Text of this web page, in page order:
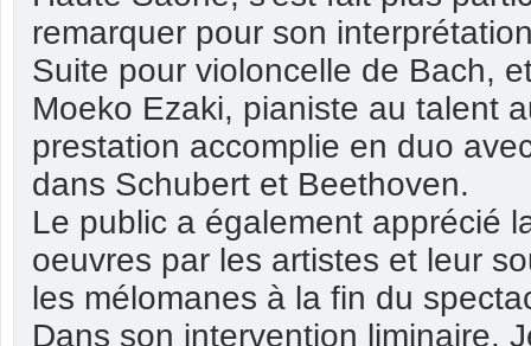
remarquer pour son
Suite pour violoncelle de Bach,
Moeko Ezaki, pianiste au talent
prestation accomplie en duo
dans Schubert et Beethoven.
Le public a également apprécié
oeuvres par les artistes et leur
les mélomanes à la fin du
Dans son intervention liminaire,